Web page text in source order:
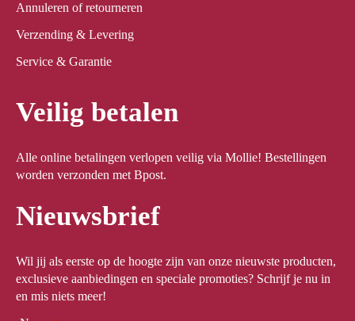
Annuleren of retourneren
Verzending & Levering
Service & Garantie
Veilig betalen
Alle online betalingen verlopen veilig via Mollie! Bestellingen
worden verzonden met Bpost.
Nieuwsbrief
Wil jij als eerste op de hoogte zijn van onze nieuwste producten,
exclusieve aanbiedingen en speciale promoties? Schrijf je nu in
en mis niets meer!